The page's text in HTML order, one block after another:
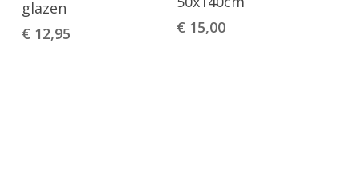
glazen
€ 12,95
€ 15,00